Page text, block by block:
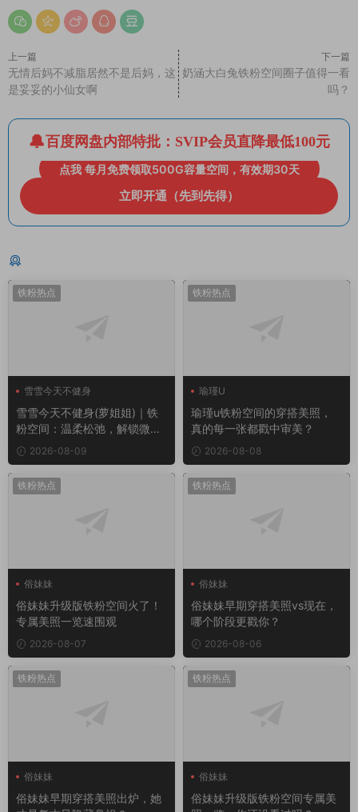
上一篇
无情后妈不减脂居然不是后妈，这
是妥妥的小仙女啊
下一篇
奶涵大白兔铁粉空间圈子值得一看
吗？
百度网盘内部特批：SVIP会员直降最低100元
点我 每月免费领取500G容量空间，有效期30天
立即开通（先到先得）
铁粉热点
雪雪今天不健身
雪雪今天不健身(萝姐姐)｜铁
粉空间：温柔松弛，解锁微胖
顶配美感
2026-08-09
铁粉热点
瑜瑾U
瑜瑾u铁粉空间的穿搭美照，
真的每一张都戳中审美？
2026-08-08
铁粉热点
俗妹妹
俗妹妹升级版铁粉空间火了！
专属美照一览速围观
2026-08-07
铁粉热点
俗妹妹
俗妹妹早期穿搭美照vs现在，
哪个阶段更戳你？
2026-08-06
铁粉热点
俗妹妹
俗妹妹早期穿搭美照出炉，她
铁粉热点
俗妹妹
俗妹妹升级版铁粉空间专属美